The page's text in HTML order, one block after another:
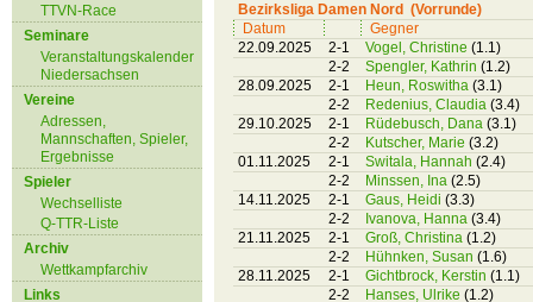
TTVN-Race
Seminare
Veranstaltungskalender
Niedersachsen
Vereine
Adressen,
Mannschaften, Spieler,
Ergebnisse
Spieler
Wechselliste
Q-TTR-Liste
Archiv
Wettkampfarchiv
Links
Bezirksliga Damen Nord (Vorrunde)
Datum
Gegner
22.09.2025
2-1 Vogel, Christine (1.1)
2-2
Spengler, Kathrin (1.2)
28.09.2025
2-1 Heun, Roswitha (3.1)
2-2
Redenius, Claudia (3.4)
29.10.2025
2-1 Rüdebusch, Dana (3.1)
2-2
Kutscher, Marie (3.2)
01.11.2025
2-1 Switala, Hannah (2.4)
2-2
Minssen, Ina (2.5)
14.11.2025
2-1 Gaus, Heidi (3.3)
2-2
Ivanova, Hanna (3.4)
21.11.2025
2-1 Groß, Christina (1.2)
2-2
Hühnken, Susan (1.6)
28.11.2025
2-1 Gichtbrock, Kerstin (1.1)
2-2
Hanses, Ulrike (1.2)